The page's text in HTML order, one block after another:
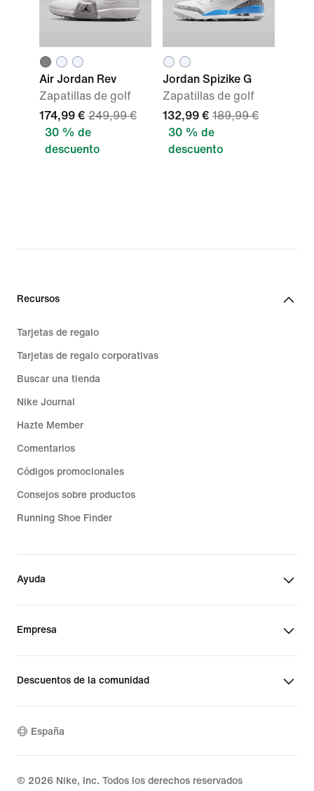
Air Jordan Rev
Zapatillas de golf
174,99 € 249,99 €
30 % de
descuento
Jordan Spizike G
Zapatillas de golf
132,99 € 189,99 €
30 % de
descuento
Recursos
Tarjetas de regalo
Tarjetas de regalo corporativas
Buscar una tienda
Nike Journal
Hazte Member
Comentarios
Códigos promocionales
Consejos sobre productos
Running Shoe Finder
Ayuda
Empresa
Descuentos de la comunidad
España
© 2026 Nike, Inc. Todos los derechos reservados